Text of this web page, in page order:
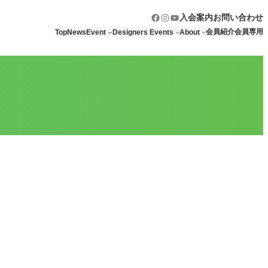
Facebook
Instagram
YouTube
入会案内お問い合わせ
TopNewsEvent Designers Events About 会員紹介会員専用